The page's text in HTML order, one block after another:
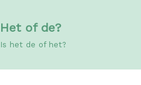
Het of de?
Is het de of het?